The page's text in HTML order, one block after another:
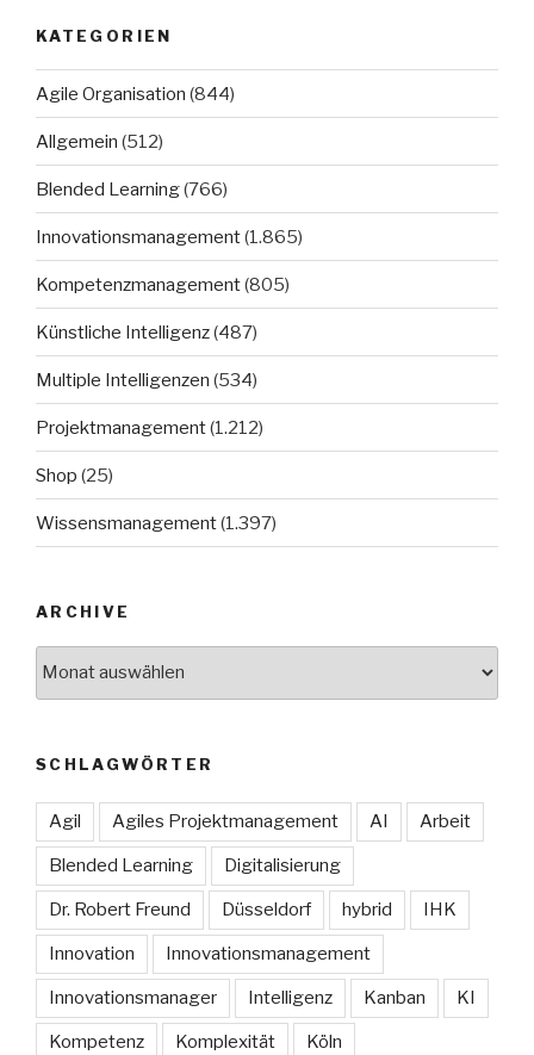
KATEGORIEN
Agile Organisation (844)
Allgemein (512)
Blended Learning(766)
Innovationsmanagement(1.865)
Kompetenzmanagement(805)
Künstliche Intelligenz(487)
Multiple Intelligenzen (534)
Projektmanagement(1.212)
Shop (25)
Wissensmanagement(1.397)
ARCHIVE
SCHLAGWÖRTER
Agil Agiles Projektmanagement AI Arbeit
Blended Learning Digitalisierung
Dr. Robert Freund Düsseldorf hybrid IHK
Innovation Innovationsmanagement
Innovationsmanager Intelligenz Kanban KI
Kompetenz Komplexität Köln